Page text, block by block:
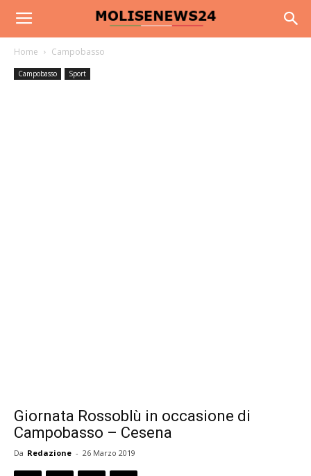
Home Campobasso
Campobasso Sport
Giornata Rossoblù in occasione di
Campobasso – Cesena
Da Redazione - 26 Marzo 2019